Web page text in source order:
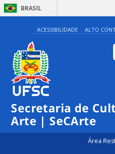
BRASIL
ACESSIBILIDADE ALTO
Secretaria de
Arte | SeCArte
Área